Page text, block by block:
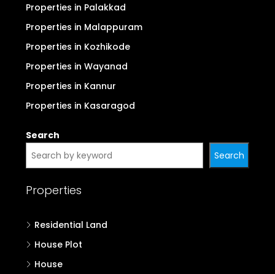
Properties in Palakkad
Properties in Malappuram
Properties in Kozhikode
Properties in Wayanad
Properties in Kannur
Properties in Kasaragod
Search
Search
Properties
Residential Land
House Plot
House